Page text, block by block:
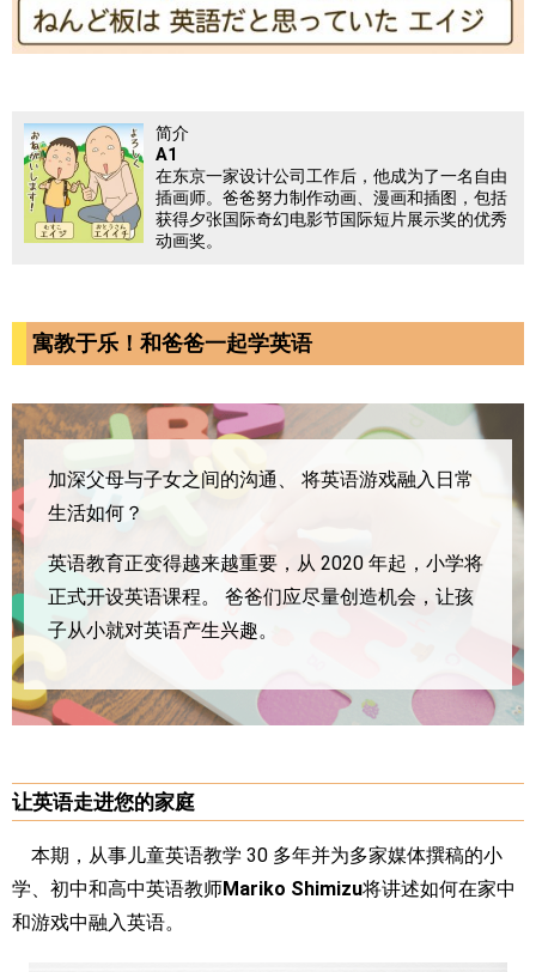
简介
A1
在东京一家设计公司工作后，他成为了一名自由
插画师。爸爸努力制作动画、漫画和插图，包括
获得夕张国际奇幻电影节国际短片展示奖的优秀
动画奖。
寓教于乐！和爸爸一起学英语
加深父母与子女之间的沟通、
将英语游戏融入日常
生活如何？
英语教育正变得越来越重要，从 2020 年起，小学将
正式开设英语课程。
爸爸们应尽量创造机会，让孩
子从小就对英语产生兴趣。
让英语走进您的家庭
本期，从事儿童英语教学 30 多年并为多家媒体撰稿的小
学、初中和高中英语教师Mariko Shimizu将讲述如何在家中
和游戏中融入英语。